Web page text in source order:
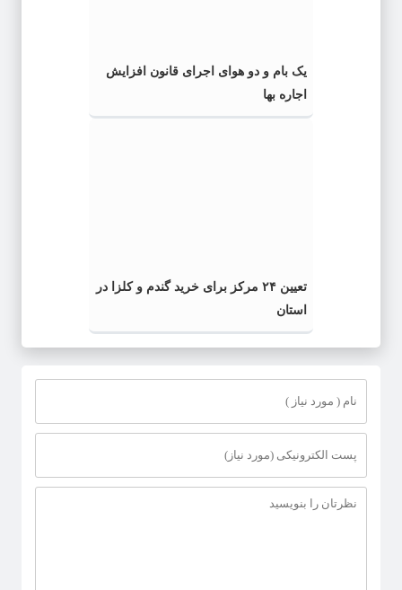
یک بام و دو هوای اجرای قانون افزایش
اجاره بها
تعیین ۲۴ مرکز برای خرید گندم و کلزا در
استان